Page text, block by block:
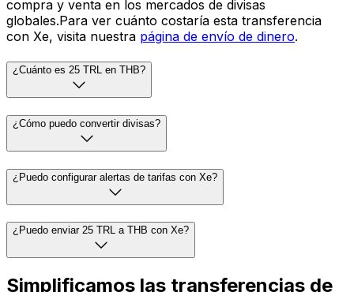
compra y venta en los mercados de divisas
globales.Para ver cuánto costaría esta transferencia
con Xe, visita nuestra página de envío de dinero.
¿Cuánto es 25 TRL en THB?
¿Cómo puedo convertir divisas?
¿Puedo configurar alertas de tarifas con Xe?
¿Puedo enviar 25 TRL a THB con Xe?
Simplificamos las transferencias de